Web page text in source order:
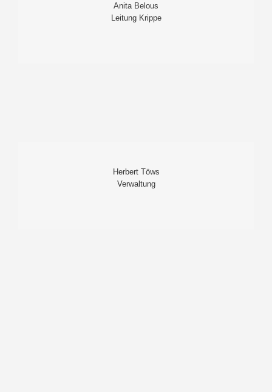
Anita Belous
Leitung Krippe
Herbert Töws
Verwaltung